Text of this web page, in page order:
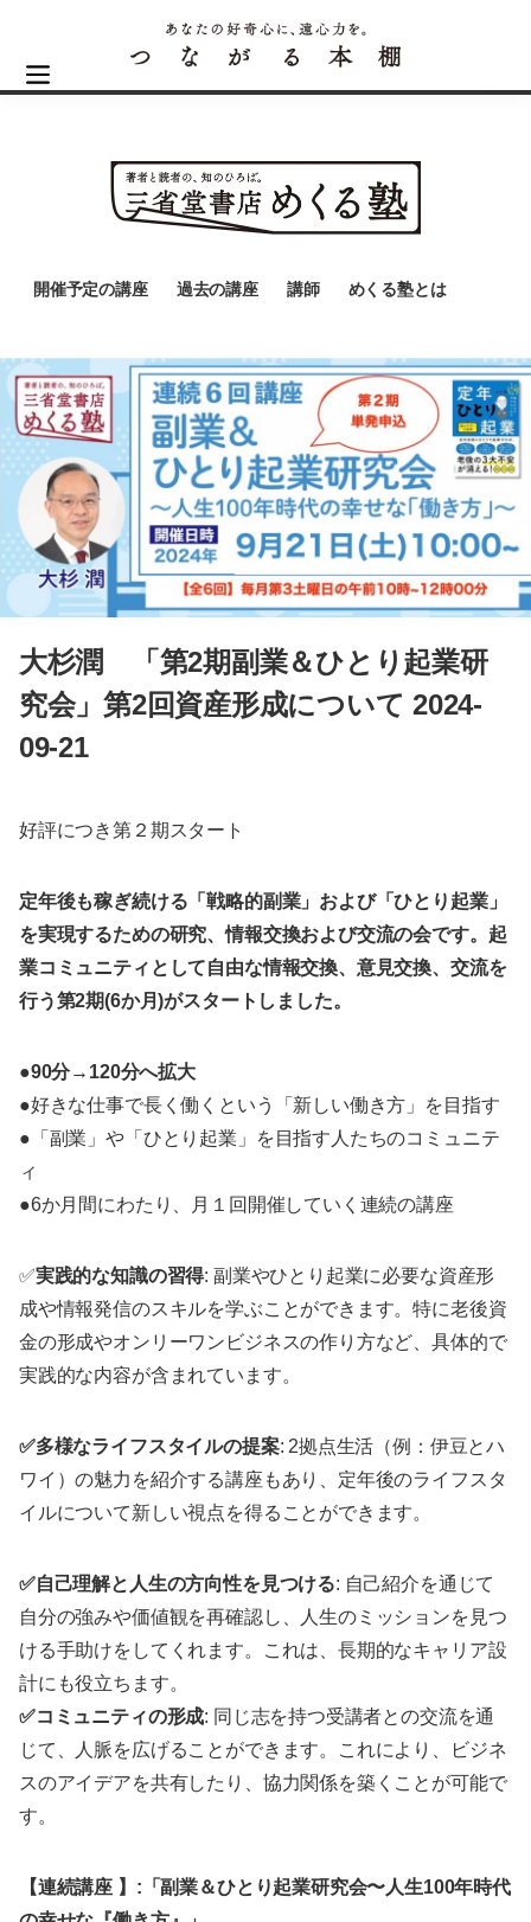
開催予定の講座 過去の講座 講師 めくる塾とは
大杉潤 「第2期副業＆ひとり起業研
究会」第2回資産形成について 2024-
09-21
好評につき第２期スタート
定年後も稼ぎ続ける「戦略的副業」および「ひとり起業」
を実現するための研究、情報交換および交流の会です。 起
業コミュニティとして自由な情報交換、意見交換、交流を
行う第2期(6か月)がスタートしました。
●90分→120分へ拡大
●好きな仕事で長く働くという「新しい働き方」を目指す
●「副業」や「ひとり起業」を目指す人たちのコミュニテ
ィ
●6か月間にわたり、月１回開催していく連続の講座
✅実践的な知識の習得: 副業やひとり起業に必要な資産形
成や情報発信のスキルを学ぶことができます。特に老後資
金の形成やオンリーワンビジネスの作り方など、具体的で
実践的な内容が含まれています。
✅多様なライフスタイルの提案: 2拠点生活（例：伊豆とハ
ワイ）の魅力を紹介する講座もあり、定年後のライフスタ
イルについて新しい視点を得ることができます。
✅自己理解と人生の方向性を見つける: 自己紹介を通じて
自分の強みや価値観を再確認し、人生のミッションを見つ
ける手助けをしてくれます。これは、長期的なキャリア設
計にも役立ちます。
✅コミュニティの形成: 同じ志を持つ受講者との交流を通
じて、人脈を広げることができます。これにより、ビジネ
スのアイデアを共有したり、協力関係を築くことが可能で
す。
【連続講座 】:「副業＆ひとり起業研究会〜人生100年時代